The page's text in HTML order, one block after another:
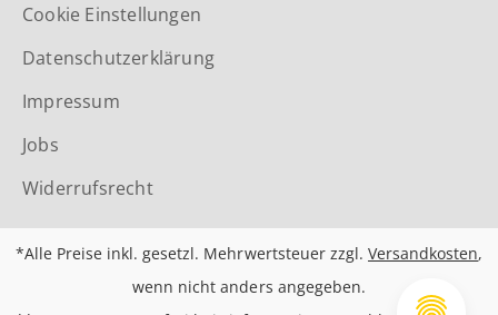
Cookie Einstellungen
Datenschutzerklärung
Impressum
Jobs
Widerrufsrecht
*Alle Preise inkl. gesetzl. Mehrwertsteuer zzgl.Versandkosten,
wenn nicht anders angegeben.